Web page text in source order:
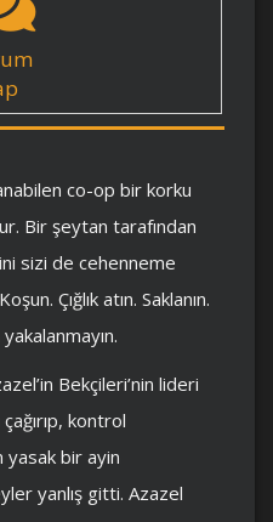
co-op bir korku
Bir şeytan tarafından
sizi de cehenneme
Çığlık atın. Saklanın.
Bekçileri’nin lideri
kontrol
yasak bir ayin
yanlış gitti. Azazel